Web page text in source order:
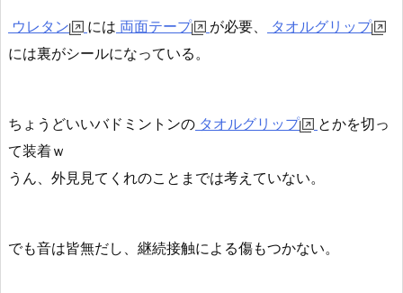
ウレタン には 両面テープ が必要、
タオルグリップ
には裏がシールになっている。
ちょうどいいバドミントンの タオルグリップ
とかを切っ
て装着ｗ
うん、外見見てくれのことまでは考えていない。
でも音は皆無だし、継続接触による傷もつかない。